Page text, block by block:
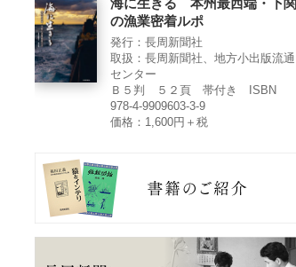
海に生きる 本州最西端・下関
の漁業密着ルポ
発行：長周新聞社
取扱：長周新聞社、地方小出版流通
センター
Ｂ５判 ５２頁 帯付き ISBN
978-4-9909603-3-9
価格：1,600円＋税